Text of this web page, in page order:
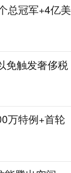
总冠军+4亿美
免触发奢侈税
万特例+首轮